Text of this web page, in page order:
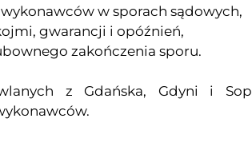
w sporach sądowych,
gwarancji i opóźnień,
zakończenia sporu.
z Gdańska, Gdyni i